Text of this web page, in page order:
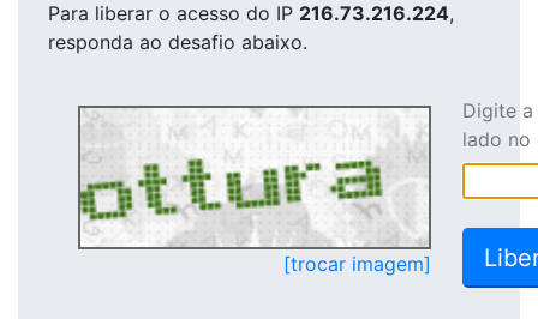
Para liberar o acesso do IP 216.73.216.224,
responda ao desafio abaixo.
[trocar imagem]
Digite
lado no